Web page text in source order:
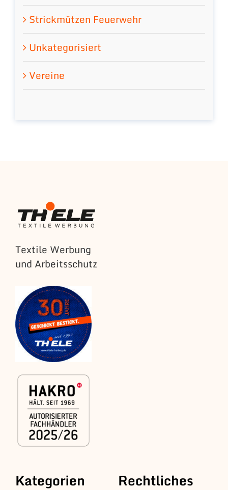
Strickmützen Feuerwehr
Unkategorisiert
Vereine
Textile Werbung
und Arbeitsschutz
Kategorien Rechtliches